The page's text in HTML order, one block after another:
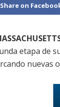
Share on
etapa de
nuevas